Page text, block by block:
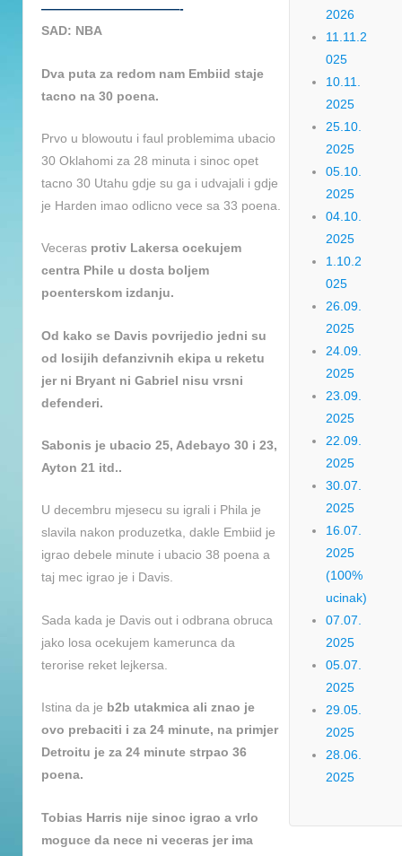
———————————-
SAD: NBA
Dva puta za redom nam Embiid staje
tacno na 30 poena.
Prvo u blowoutu i faul problemima ubacio
30 Oklahomi za 28 minuta i sinoc opet
tacno 30 Utahu gdje su ga i udvajali i gdje
je Harden imao odlicno vece sa 33 poena.
Veceras protiv Lakersa ocekujem
centra Phile u dosta boljem
poenterskom izdanju.
Od kako se Davis povrijedio jedni su
od losijih defanzivnih ekipa u reketu
jer ni Bryant ni Gabriel nisu vrsni
defenderi.
Sabonis je ubacio 25, Adebayo 30 i 23,
Ayton 21 itd..
U decembru mjesecu su igrali i Phila je
slavila nakon produzetka, dakle Embiid je
igrao debele minute i ubacio 38 poena a
taj mec igrao je i Davis.
Sada kada je Davis out i odbrana obruca
jako losa ocekujem kamerunca da
terorise reket lejkersa.
Istina da je b2b utakmica ali znao je
ovo prebaciti i za 24 minute, na primjer
Detroitu je za 24 minute strpao 36
poena.
Tobias Harris nije sinoc igrao a vrlo
moguce da nece ni veceras jer ima
2026
11.11.2
025
10.11.
2025
25.10.
2025
05.10.
2025
04.10.
2025
1.10.2
025
26.09.
2025
24.09.
2025
23.09.
2025
22.09.
2025
30.07.
2025
16.07.
2025
(100%
ucinak)
07.07.
2025
05.07.
2025
29.05.
2025
28.06.
2025